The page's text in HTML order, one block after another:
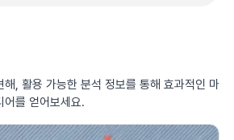
, 활용 가능한 분석 정보를 통해 효과적인 마
어를 얻어보세요.